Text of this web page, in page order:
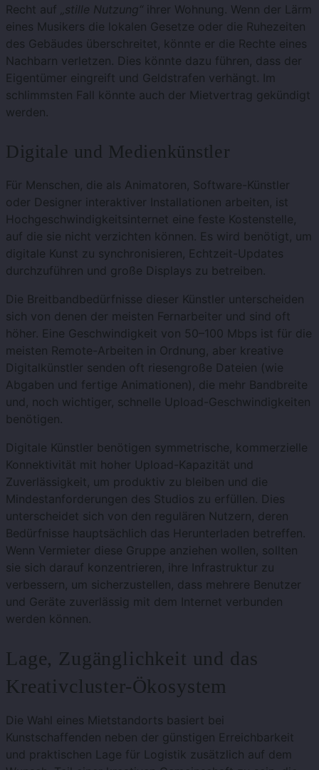
Recht auf
„stille Nutzung“ ihrer Wohnung. Wenn der Lärm
eines Musikers die lokalen Gesetze oder die Ruhezeiten
des Gebäudes überschreitet, könnte er die Rechte eines
Nachbarn verletzen. Dies könnte dazu führen, dass der
Eigentümer eingreift und Geldstrafen verhängt. Im
schlimmsten Fall könnte auch der Mietvertrag gekündigt
werden.
Digitale und Medienkünstler
Für Menschen, die als Animatoren, Software-Künstler
oder Designer interaktiver Installationen arbeiten, ist
Hochgeschwindigkeitsinternet eine feste Kostenstelle,
auf die sie nicht verzichten können. Es wird benötigt, um
digitale Kunst zu synchronisieren, Echtzeit-Updates
durchzuführen und große Displays zu betreiben.
Die Breitbandbedürfnisse dieser Künstler unterscheiden
sich von denen der meisten Fernarbeiter und sind oft
höher. Eine Geschwindigkeit von 50–100 Mbps ist für die
meisten Remote-Arbeiten in Ordnung, aber kreative
Digitalkünstler senden oft riesengroße Dateien (wie
Abgaben und fertige Animationen), die mehr Bandbreite
und, noch wichtiger, schnelle Upload-Geschwindigkeiten
benötigen.
Digitale Künstler benötigen symmetrische, kommerzielle
Konnektivität mit hoher Upload-Kapazität und
Zuverlässigkeit, um produktiv zu bleiben und die
Mindestanforderungen des Studios zu erfüllen. Dies
unterscheidet sich von den regulären Nutzern, deren
Bedürfnisse hauptsächlich das Herunterladen betreffen.
Wenn Vermieter diese Gruppe anziehen wollen, sollten
sie sich darauf konzentrieren, ihre Infrastruktur zu
verbessern, um sicherzustellen, dass mehrere Benutzer
und Geräte zuverlässig mit dem Internet verbunden
werden können.
Lage, Zugänglichkeit und das
Kreativcluster-Ökosystem
Die Wahl eines Mietstandorts basiert bei
Kunstschaffenden neben der günstigen Erreichbarkeit
und praktischen Lage für Logistik zusätzlich auf dem